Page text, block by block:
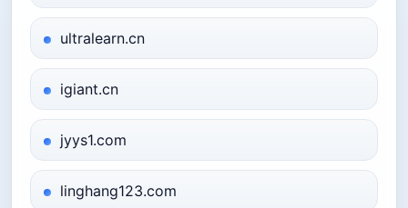
ultralearn.cn
igiant.cn
jyys1.com
linghang123.com